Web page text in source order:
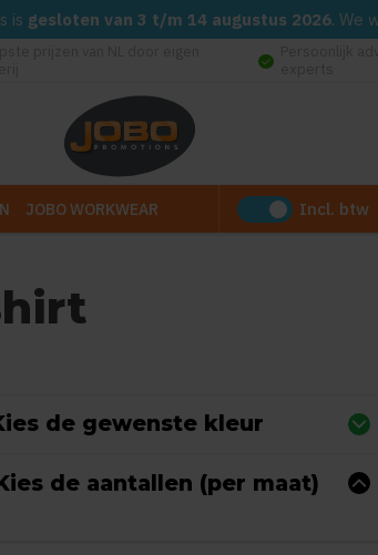
is gesloten van 3 t/m 14 augustus 2026. We
check_circle
JOBO WORKWEAR Incl. btw
de gewenste kleur
de aantallen (per maat)